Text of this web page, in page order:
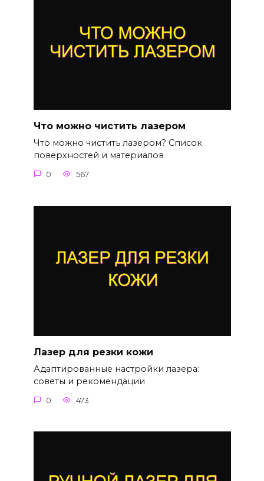
Что можно чистить лазером
Что можно чистить лазером? Список
поверхностей и материалов
0 567
Лазер для резки кожи
Адаптированные настройки лазера:
советы и рекомендации
0 473